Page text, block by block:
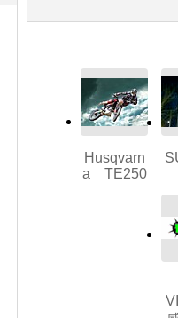
Husqvarn
a TE250